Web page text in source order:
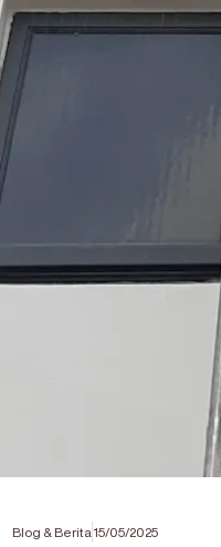
Blog & Berita 15/05/2025